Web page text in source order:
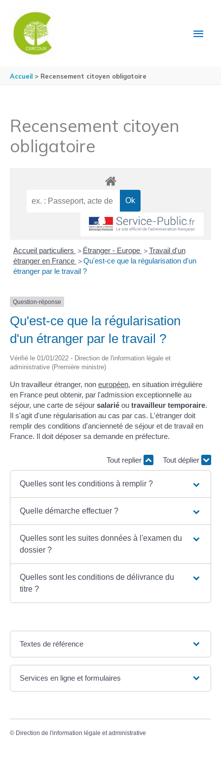
Accueil Recensement citoyen obligatoire
Recensement citoyen
obligatoire
Accueil particuliers > Étranger - Europe > Travail d'un
étranger en France > Qu'est-ce que la régularisation d'un
étranger par le travail ?
Question-réponse
Qu'est-ce que la régularisation
d'un étranger par le travail ?
Vérifié le 01/01/2022 - Direction de l'information légale et
administrative (Première ministre)
Un travailleur étranger, non européen, en situation irrégulière
en France peut obtenir, par l'admission exceptionnelle au
séjour, une carte de séjour salarié ou travailleur temporaire.
Il s'agit d'une régularisation au cas par cas. L'étranger doit
remplir des conditions d'ancienneté de séjour et de travail en
France. Il doit déposer sa demande en préfecture.
Tout replier Tout déplier
Quelles sont les conditions à remplir ?
Quelle démarche effectuer ?
Quelles sont les suites données à l'examen du
dossier ?
Quelles sont les conditions de délivrance du
titre ?
Textes de référence
Services en ligne et formulaires
© Direction de l'information légale et administrative